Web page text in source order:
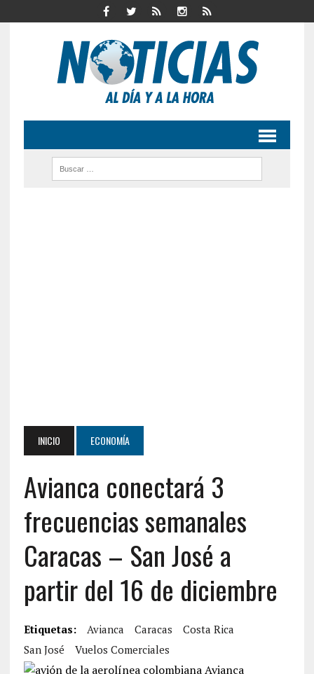
INICIO ECONOMÍA
Avianca conectará 3
frecuencias semanales
Caracas – San José a
partir del 16 de diciembre
Etiquetas: Avianca Caracas
Costa Rica
San José
Vuelos Comerciales